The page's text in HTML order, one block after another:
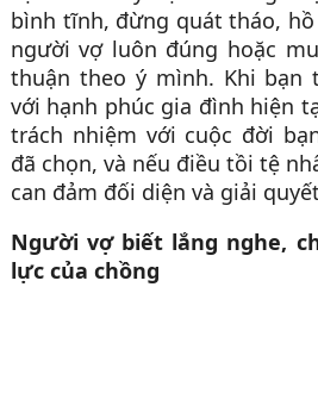
bình tĩnh, đừng quát tháo,
người vợ luôn đúng hoặc
thuận theo ý mình. Khi bạn
với hạnh phúc gia đình hiện
trách nhiệm với cuộc đời
đã chọn, và nếu điều tồi tệ
can đảm đối diện và giải
Người vợ biết lắng nghe,
lực của chồng